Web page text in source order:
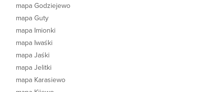
mapa Godziejewo
mapa Guty
mapa Imionki
mapa Iwaśki
mapa Jaśki
mapa Jelitki
mapa Karasiewo